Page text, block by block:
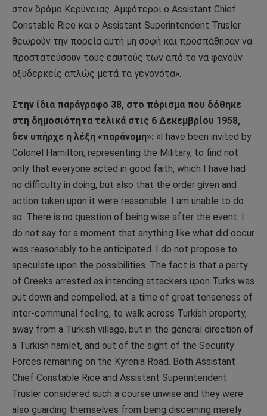
στον δρόμο Κερύνειας. Αμφότεροι ο Assistant Chief
Constable Rice και ο Assistant Superintendent Trusler
θεωρούν την πορεία αυτή μη σοφή και προσπάθησαν να
προστατεύσουν τους εαυτούς των από το να φανούν
οξυδερκείς απλώς μετά τα γεγονότα».
Στην ίδια παράγραφο 38, στο πόρισμα που δόθηκε
στη δημοσιότητα τελικά στις 6 Δεκεμβρίου 1958,
δεν υπήρχε η λέξη «παράνομη»: «I have been invited by
Colonel Hamilton, representing the Military, to find not
only that everyone acted in good faith, which I have had
no difficulty in doing, but also that the order given and
action taken upon it were reasonable. I am unable to do
so. There is no question of being wise after the event. I
do not say for a moment that anything like what did occur
was reasonably to be anticipated. I do not propose to
speculate upon the possibilities. The fact is that a party
of Greeks arrested as intending attackers upon Turks was
put down and compelled, at a time of great tenseness of
inter-communal feeling, to walk across Turkish property,
away from a Turkish village, but in the general direction of
a Turkish hamlet, and out of the sight of the Security
Forces remaining on the Kyrenia Road. Both Assistant
Chief Constable Rice and Assistant Superintendent
Trusler considered such a course unwise and they were
also guarding themselves from being discerning merely